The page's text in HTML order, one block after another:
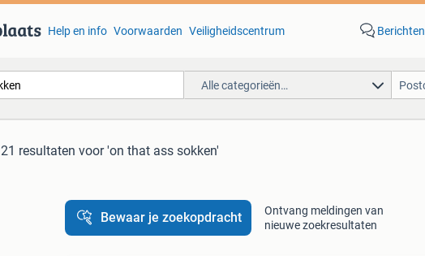
Help en info Voorwaarden Veiligheidscentrum Berichten
Alle categorieën…
21 resultaten voor 'on that ass sokken'
Bewaar je zoekopdracht
Ontvang meldingen van
nieuwe zoekresultaten